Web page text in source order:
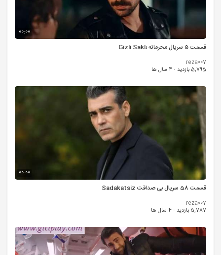
00:00
قسمت ۵ سریال محرمانه Gizli Saklı
reza007
5,795 بازدید
· 4 سال ها
00:00
قسمت 58 سریال بی صداقت Sadakatsiz
reza007
5,787 بازدید
· 4 سال ها